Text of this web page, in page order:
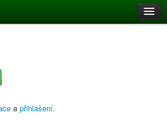
a přihlašení.